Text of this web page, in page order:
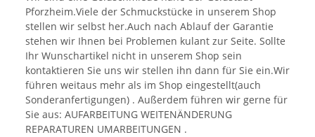
Pforzheim.Viele der Schmuckstücke in unserem Shop
stellen wir selbst her.Auch nach Ablauf der Garantie
stehen wir Ihnen bei Problemen kulant zur Seite. Sollte
Ihr Wunschartikel nicht in unserem Shop sein
kontaktieren Sie uns wir stellen ihn dann für Sie ein.Wir
führen weitaus mehr als im Shop eingestellt(auch
Sonderanfertigungen) . Außerdem führen wir gerne für
Sie aus: AUFARBEITUNG WEITENÄNDERUNG
REPARATUREN UMARBEITUNGEN .